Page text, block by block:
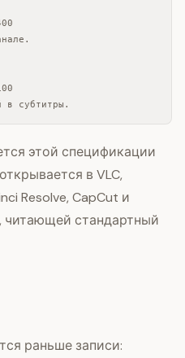
в субтитры.
этой спецификации
в VLC,
Resolve, CapCut и
стандартный
раньше записи: